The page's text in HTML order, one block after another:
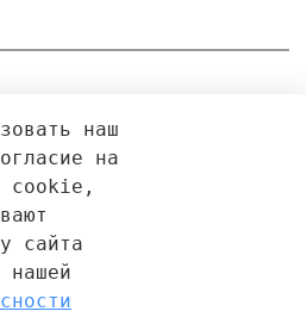
наш
на
cookie,
сайта
нашей